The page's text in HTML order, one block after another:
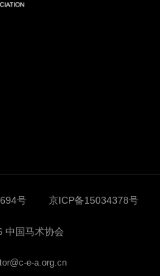
号 京ICP备15034378号
中国马术协会
e-a.org.cn